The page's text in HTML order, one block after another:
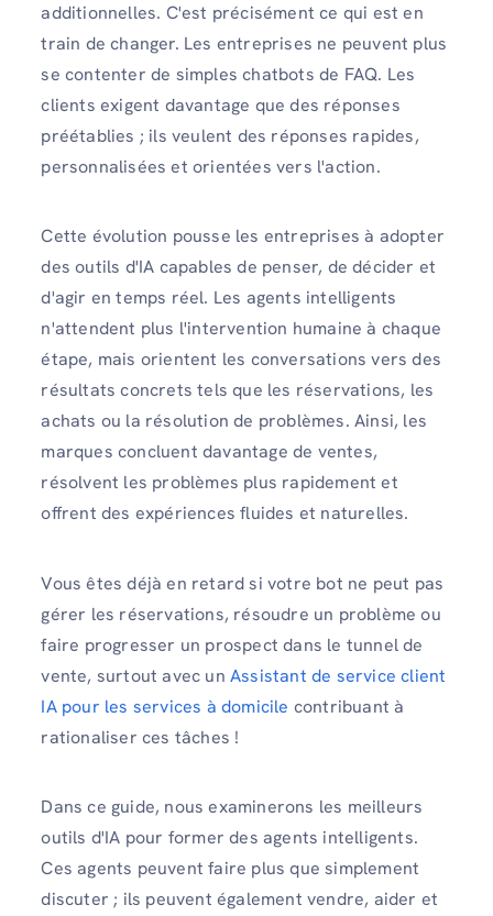
additionnelles. C'est précisément ce qui est en
train de changer. Les entreprises ne peuvent plus
se contenter de simples chatbots de FAQ. Les
clients exigent davantage que des réponses
préétablies ; ils veulent des réponses rapides,
personnalisées et orientées vers l'action.
Cette évolution pousse les entreprises à adopter
des outils d'IA capables de penser, de décider et
d'agir en temps réel. Les agents intelligents
n'attendent plus l'intervention humaine à chaque
étape, mais orientent les conversations vers des
résultats concrets tels que les réservations, les
achats ou la résolution de problèmes. Ainsi, les
marques concluent davantage de ventes,
résolvent les problèmes plus rapidement et
offrent des expériences fluides et naturelles.
Vous êtes déjà en retard si votre bot ne peut pas
gérer les réservations, résoudre un problème ou
faire progresser un prospect dans le tunnel de
vente, surtout avec un Assistant de service client
IA pour les services à domicile contribuant à
rationaliser ces tâches !
Dans ce guide, nous examinerons les meilleurs
outils d'IA pour former des agents intelligents.
Ces agents peuvent faire plus que simplement
discuter ; ils peuvent également vendre, aider et